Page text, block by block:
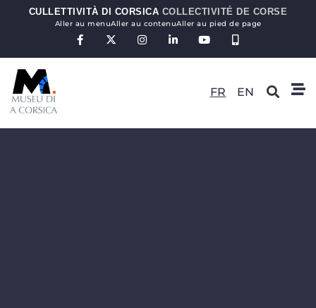
CULLETTIVITÀ DI CORSICA COLLECTIVITÉ DE CORSE
Aller au menuAller au contenuAller au pied de page
FR EN